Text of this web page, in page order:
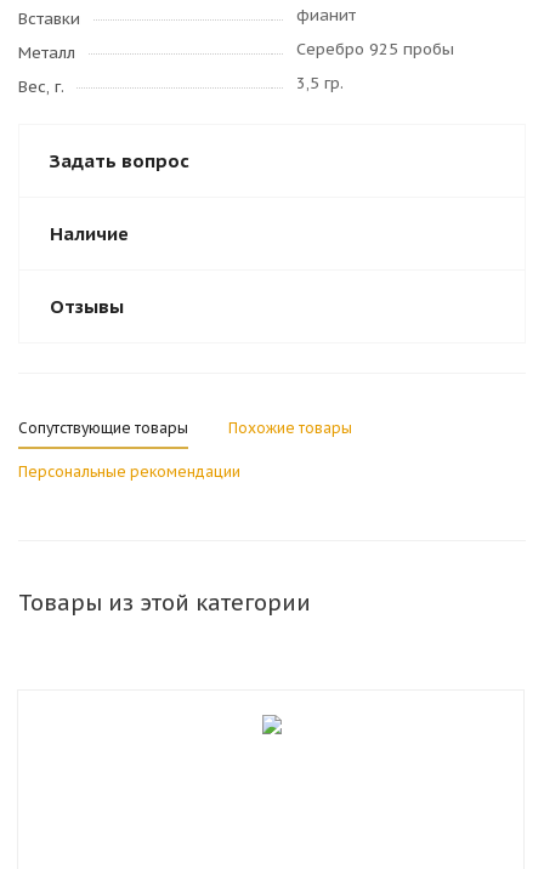
Вставки
фианит
Металл
Серебро 925 пробы
Вес, г.
3,5 гр.
Задать вопрос
Наличие
Отзывы
Сопутствующие товары Похожие товары
Персональные рекомендации
Товары из этой категории